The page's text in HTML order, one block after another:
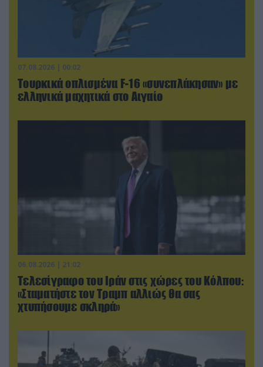
07.08.2026 | 00:02
Τουρκικά οπλισμένα F-16 «συνεπλάκησαν» με
ελληνικά μαχητικά στο Αιγαίο
06.08.2026 | 21:02
Τελεσίγραφο του Ιράν στις χώρες του Κόλπου:
«Σταματήστε τον Τραμπ αλλιώς θα σας
χτυπήσουμε σκληρά»